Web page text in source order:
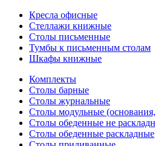
Кресла офисные
Стеллажи книжные
Столы письменные
Тумбы к письменным столам
Шкафы книжные
Комплекты
Столы барные
Столы журнальные
Столы модульные
Столы обеденные не
Столы обеденные раскладные